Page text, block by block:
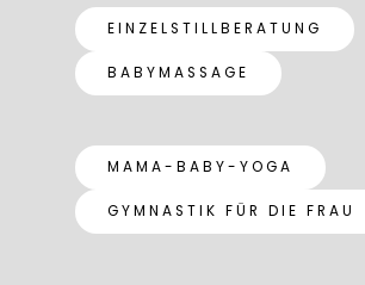
EINZELSTILLBERATUNG
BABYMASSAGE
MAMA-BABY-YOGA
GYMNASTIK FÜR DIE FRAU